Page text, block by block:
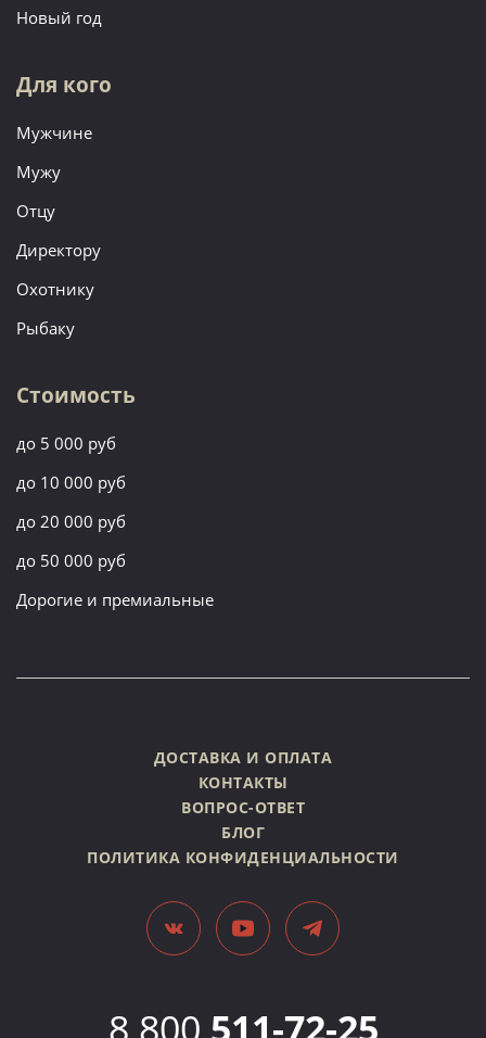
Новый год
Для кого
Мужчине
Мужу
Отцу
Директору
Охотнику
Рыбаку
Стоимость
до 5 000 руб
до 10 000 руб
до 20 000 руб
до 50 000 руб
Дорогие и премиальные
ДОСТАВКА И ОПЛАТА
КОНТАКТЫ
ВОПРОС-ОТВЕТ
БЛОГ
ПОЛИТИКА КОНФИДЕНЦИАЛЬНОСТИ